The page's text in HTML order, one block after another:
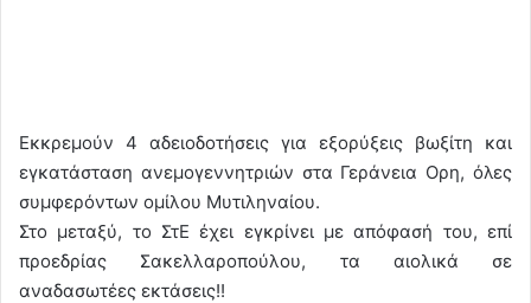
Εκκρεμούν 4 αδειοδοτήσεις για εξορύξεις βωξίτη και
εγκατάσταση ανεμογεννητριών στα Γεράνεια Ορη, όλες
συμφερόντων ομίλου Μυτιληναίου.
Στο μεταξύ, το ΣτΕ έχει εγκρίνει με απόφασή του, επί
προεδρίας Σακελλαροπούλου, τα αιολικά σε
αναδασωτέες εκτάσεις!!